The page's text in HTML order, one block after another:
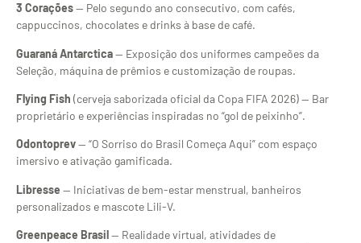
3 Corações— Pelo segundo ano consecutivo, com cafés,
cappuccinos, chocolates e drinks à base de café.
Guaraná Antarctica— Exposição dos uniformes campeões da
Seleção, máquina de prêmios e customização de roupas.
Flying Fish (cerveja saborizada oficial da Copa FIFA 2026) — Bar
proprietário e experiências inspiradas no “gol de peixinho”.
Odontoprev— “O Sorriso do Brasil Começa Aqui” com espaço
imersivo e ativação gamificada.
Libresse — Iniciativas de bem-estar menstrual, banheiros
personalizados e mascote Lili-V.
Greenpeace Brasil— Realidade virtual, atividades de